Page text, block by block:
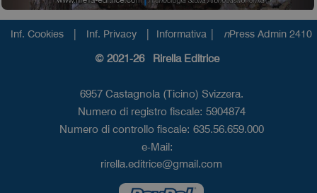
Inf. Cookies | Inf. Privacy | Informativa | nPress Admin 2410
© 2021-26 Rirella Editrice
6957 Castagnola (Ticino) Svizzera.
Numero di registro fiscale: 5904874
Numero di controllo fiscale: 635.56.659.000
e-Mail:
rirella.editrice@gmail.com